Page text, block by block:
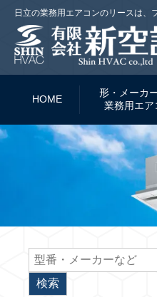
日立の業務用エアコンのリースは
HOME
形・メーカ
業務用エア